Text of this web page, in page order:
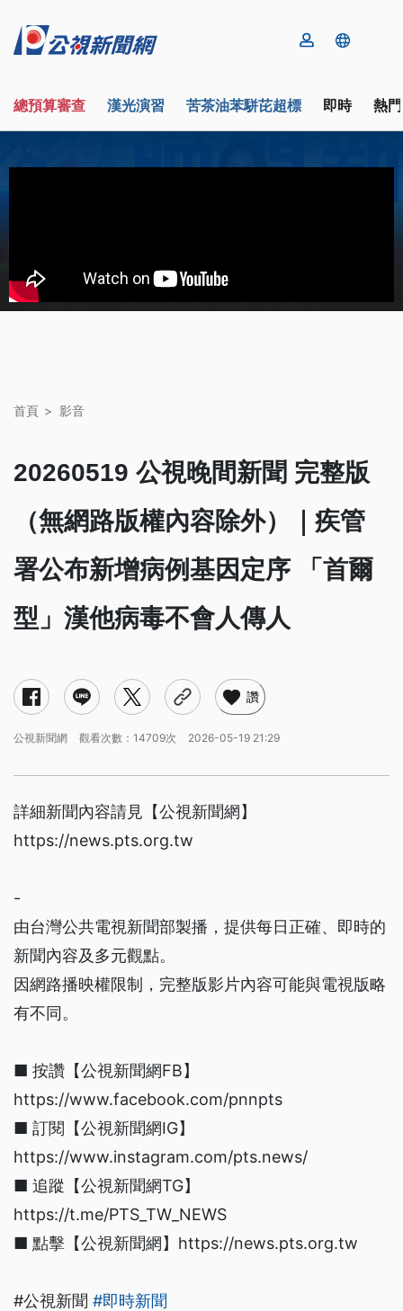
總預算審查 漢光演習 苦茶油苯駢芘超標 即時 熱
首頁 影音
20260519 公視晚間新聞 完整版
（無網路版權內容除外）｜疾管
署公布新增病例基因定序 「首爾
型」漢他病毒不會人傳人
讚
公視新聞網 觀看次數：14709次 2026-05-19 21:29
詳細新聞內容請見【公視新聞網】
https://news.pts.org.tw
-
由台灣公共電視新聞部製播，提供每日正確、即時的
新聞內容及多元觀點。
因網路播映權限制，完整版影片內容可能與電視版略
有不同。
■ 按讚【公視新聞網FB】
https://www.facebook.com/pnnpts
■ 訂閱【公視新聞網IG】
https://www.instagram.com/pts.news/
■ 追蹤【公視新聞網TG】
https://t.me/PTS_TW_NEWS
■ 點擊【公視新聞網】https://news.pts.org.tw
#公視新聞 #即時新聞